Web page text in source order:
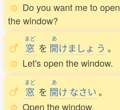
Do you want me to open
the window?
まど
窓 を
あ
開けましょ う 。
Let's open the window.
まど
窓 を
あ
開け なさい。
Open the window.